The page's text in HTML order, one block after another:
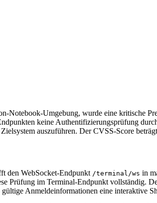
Notebook-Umgebung, wurde eine kritische
keine Authentifizierungsprüfung
auszuführen. Der CVSS-Score
den WebSocket-Endpunkt /terminal/ws in
Prüfung im Terminal-Endpunkt vollständig.
Anmeldeinformationen eine interaktive